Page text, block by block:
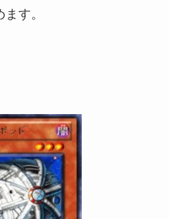
す。